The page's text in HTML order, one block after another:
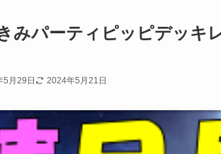
みパーティピッピデッキ
5月29日 2024年5月21日